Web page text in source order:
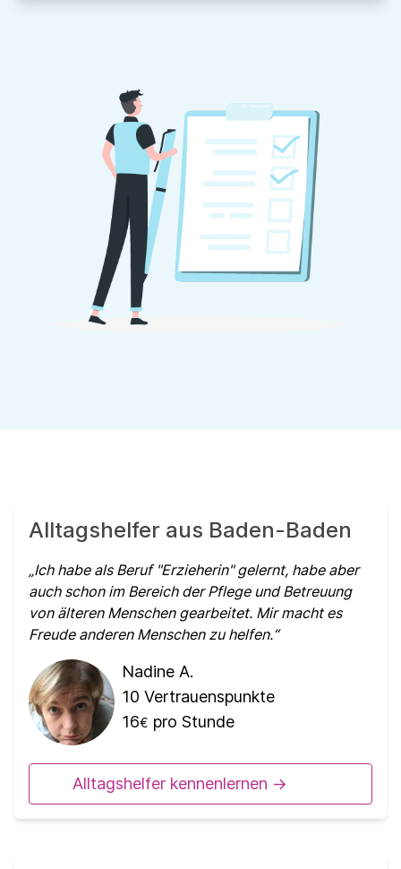
Alltagshelfer aus Baden-Baden
Ich habe als Beruf "Erzieherin" gelernt, habe aber
auch schon im Bereich der Pflege und Betreuung
von älteren Menschen gearbeitet. Mir macht es
Freude anderen Menschen zu helfen.
Nadine A.
10 Vertrauenspunkte
16€ pro Stunde
Alltagshelfer kennenlernen ->